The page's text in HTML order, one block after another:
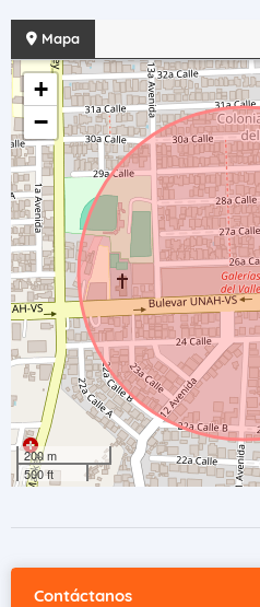
Mapa
+
−
200 m
500 ft
Contáctanos